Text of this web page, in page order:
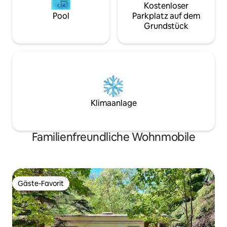
Pool
Kostenloser
Parkplatz auf dem
Grundstück
Klimaanlage
Familienfreundliche Wohnmobile
Gäste-Favorit
Gäste-Favorit